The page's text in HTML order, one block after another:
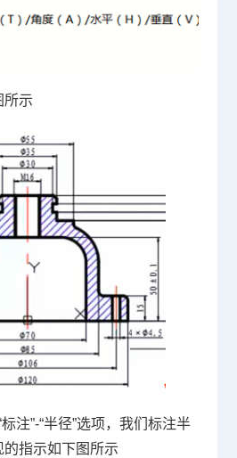
所示
标注”-“半径”选项，我们标注半
指示如下图所示